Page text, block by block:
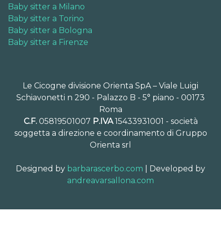
Baby sitter a Milano
Baby sitter a Torino
Baby sitter a Bologna
Baby sitter a Firenze
Le Cicogne divisione Orienta SpA – Viale Luigi
Schiavonetti n 290 - Palazzo B - 5° piano - 00173
Roma
C.F.05819501007 P.IVA15433931001 - società
soggetta a direzione e coordinamento di Gruppo
Orienta srl
Designed by barbarascerbo.com | Developed by
andreavarsallona.com